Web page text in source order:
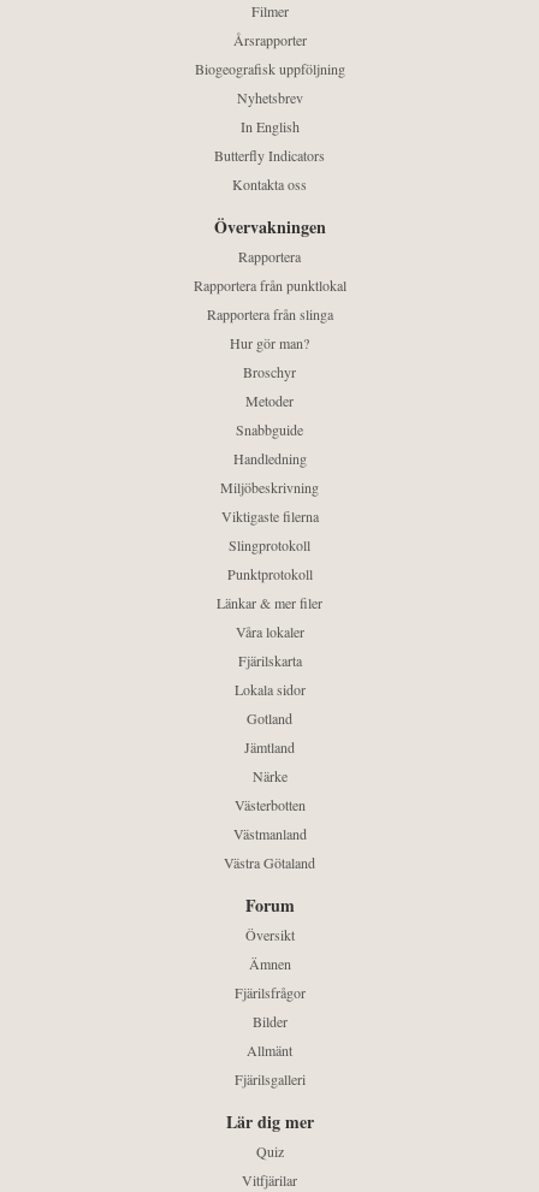
Filmer
Årsrapporter
Biogeografisk uppföljning
Nyhetsbrev
In English
Butterfly Indicators
Kontakta oss
Övervakningen
Rapportera
Rapportera från punktlokal
Rapportera från slinga
Hur gör man?
Broschyr
Metoder
Snabbguide
Handledning
Miljöbeskrivning
Viktigaste filerna
Slingprotokoll
Punktprotokoll
Länkar & mer filer
Våra lokaler
Fjärilskarta
Lokala sidor
Gotland
Jämtland
Närke
Västerbotten
Västmanland
Västra Götaland
Forum
Översikt
Ämnen
Fjärilsfrågor
Bilder
Allmänt
Fjärilsgalleri
Lär dig mer
Quiz
Vitfjärilar